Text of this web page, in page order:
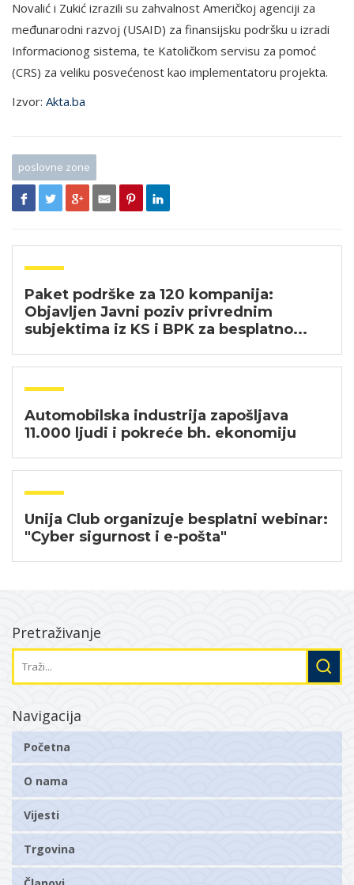
Novalić i Zukić izrazili su zahvalnost Američkoj agenciji za
međunarodni razvoj (USAID) za finansijsku podršku u izradi
Informacionog sistema, te Katoličkom servisu za pomoć
(CRS) za veliku posvećenost kao implementatoru projekta.
Izvor: Akta.ba
poslovne zone
Paket podrške za 120 kompanija:
Objavljen Javni poziv privrednim
subjektima iz KS i BPK za besplatno...
Automobilska industrija zapošljava
11.000 ljudi i pokreće bh. ekonomiju
Unija Club organizuje besplatni webinar:
"Cyber sigurnost i e-pošta"
Pretraživanje
Navigacija
Početna
O nama
Vijesti
Trgovina